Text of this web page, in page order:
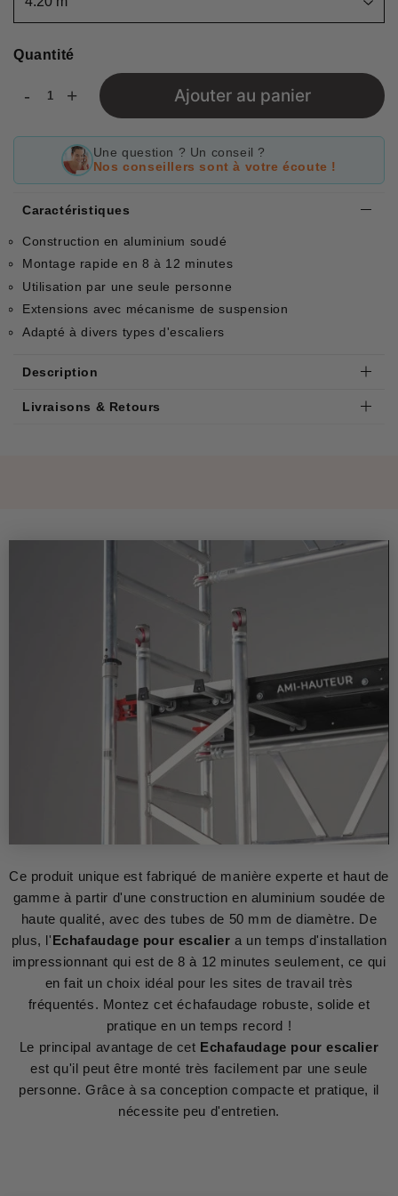
Quantité
- + Ajouter au panier
Une question ? Un conseil ?
Nos conseillers sont à votre écoute !
Caractéristiques
Construction en aluminium soudé
Montage rapide en 8 à 12 minutes
Utilisation par une seule personne
Extensions avec mécanisme de suspension
Adapté à divers types d'escaliers
Description
Livraisons & Retours
Ce produit unique est fabriqué de manière experte et haut de
gamme à partir d'une construction en aluminium soudée de
haute qualité, avec des tubes de 50 mm de diamètre. De
plus, l'Echafaudage pour escalier a un temps d'installation
impressionnant qui est de 8 à 12 minutes seulement, ce qui
en fait un choix idéal pour les sites de travail très
fréquentés. Montez cet échafaudage robuste, solide et
pratique en un temps record !
Le principal avantage de cet Echafaudage pour escalier
est qu'il peut être monté très facilement par une seule
personne. Grâce à sa conception compacte et pratique, il
nécessite peu d'entretien.